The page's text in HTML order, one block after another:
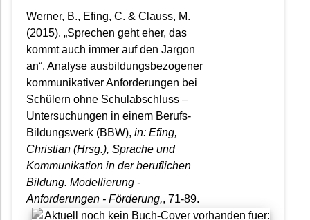
Werner, B., Efing, C. & Clauss, M.
(2015). „Sprechen geht eher, das
kommt auch immer auf den Jargon
an“. Analyse ausbildungsbezogener
kommunikativer Anforderungen bei
Schülern ohne Schulabschluss –
Untersuchungen in einem Berufs-
Bildungswerk (BBW), in: Efing,
Christian (Hrsg.), Sprache und
Kommunikation in der beruflichen
Bildung. Modellierung -
Anforderungen - Förderung,, 71-89.